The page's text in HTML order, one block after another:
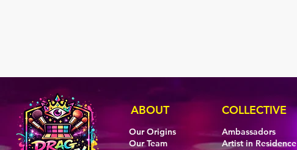
ABOUT
Our Origins
Our Team
COLLECTIVE
Ambassadors
Artist in Residence